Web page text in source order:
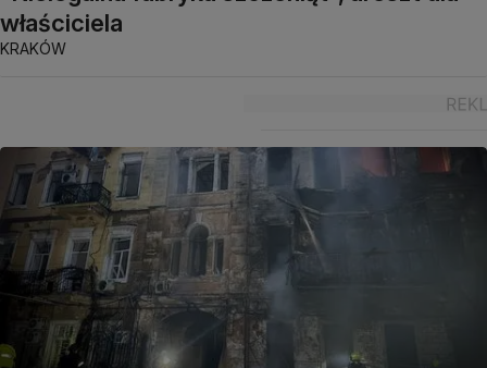
właściciela
KRAKÓW